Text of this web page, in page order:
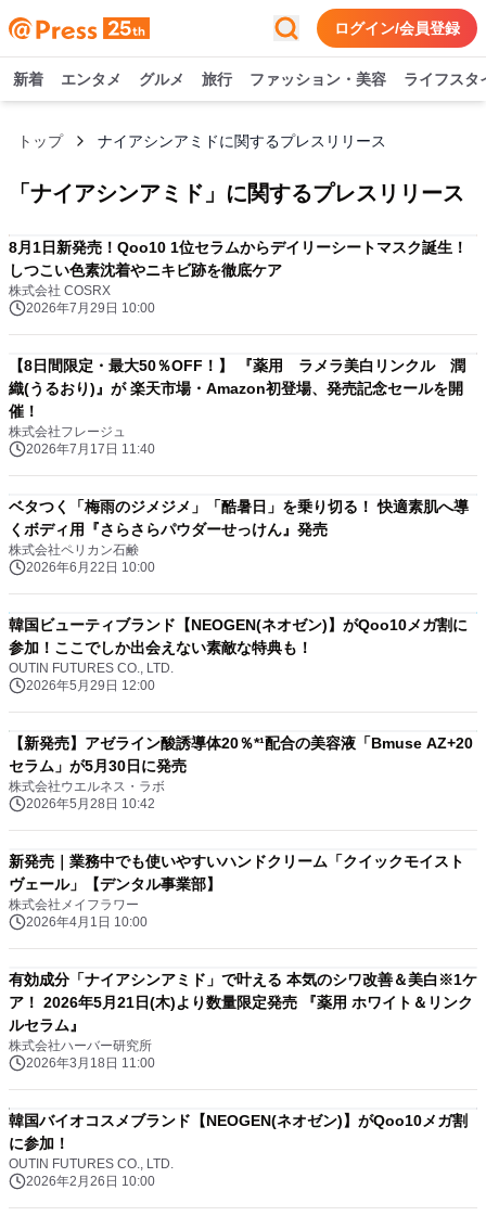
ログイン/会員登録
新着 エンタメ グルメ 旅行 ファッション・美容 ライフスタ
トップ ナイアシンアミドに関するプレスリリース
「 ナイアシンアミド 」に関するプレスリリース
8月1日新発売！Qoo10 1位セラムからデイリーシートマスク誕生！
しつこい色素沈着やニキビ跡を徹底ケア
株式会社 COSRX
2026年7月29日 10:00
【8日間限定・最大50％OFF！】 『薬用 ラメラ美白リンクル 潤
織(うるおり)』が 楽天市場・Amazon初登場、発売記念セールを開
催！
株式会社フレージュ
2026年7月17日 11:40
ベタつく「梅雨のジメジメ」「酷暑日」を乗り切る！ 快適素肌へ導
くボディ用『さらさらパウダーせっけん』発売
株式会社ペリカン石鹸
2026年6月22日 10:00
韓国ビューティブランド【NEOGEN(ネオゼン)】がQoo10メガ割に
参加！ここでしか出会えない素敵な特典も！
OUTIN FUTURES CO., LTD.
2026年5月29日 12:00
【新発売】アゼライン酸誘導体20％*¹配合の美容液「Bmuse AZ+20
セラム」が5月30日に発売
株式会社ウエルネス・ラボ
2026年5月28日 10:42
新発売｜業務中でも使いやすいハンドクリーム「クイックモイスト
ヴェール」【デンタル事業部】
株式会社メイフラワー
2026年4月1日 10:00
有効成分「ナイアシンアミド」で叶える 本気のシワ改善＆美白※1ケ
ア！ 2026年5月21日(木)より数量限定発売 『薬用 ホワイト＆リンク
ルセラム』
株式会社ハーバー研究所
2026年3月18日 11:00
韓国バイオコスメブランド【NEOGEN(ネオゼン)】がQoo10メガ割
に参加！
OUTIN FUTURES CO., LTD.
2026年2月26日 10:00